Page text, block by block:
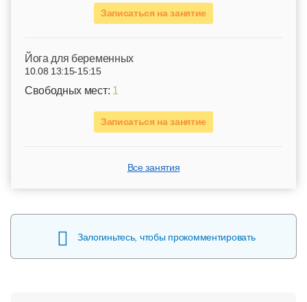
Записаться на занятие
Йога для беременных
10.08 13:15-15:15
Свободных мест: 1
Записаться на занятие
Все занятия
Залогиньтесь, чтобы прокомментировать